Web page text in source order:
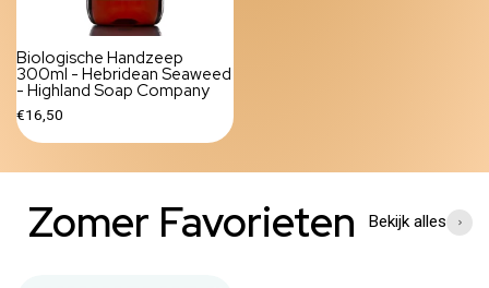
Biologische Handzeep
300ml - Hebridean Seaweed
- Highland Soap Company
€16,50
Zomer Favorieten Bekijk alles